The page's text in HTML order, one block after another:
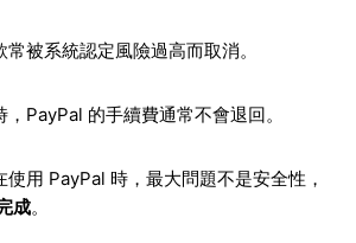
常被系統認定風險過高而取消。
，PayPal 的手續費通常不會退回。
用 PayPal 時，最大問題不是安全性，
成。